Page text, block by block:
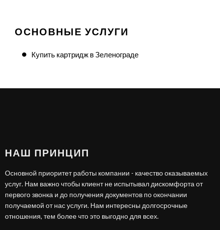
ОСНОВНЫЕ УСЛУГИ
Купить картридж в Зеленограде
НАШ ПРИНЦИП
Основной приоритет работы компании - качество оказываемых
услуг. Нам важно чтобы клиент не испытывал дискомфорта от
первого звонка и до получения документов по окончании
получаемой от нас услуги. Нам интересны долгосрочные
отношения, тем более что это выгодно для всех.